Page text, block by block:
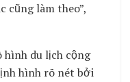
cũng làm theo”,
du lịch cộng
hình rõ nét bởi